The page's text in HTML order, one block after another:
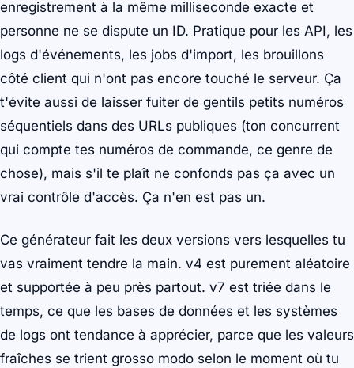
enregistrement à la même milliseconde exacte et
personne ne se dispute un ID. Pratique pour les API, les
logs d'événements, les jobs d'import, les brouillons
côté client qui n'ont pas encore touché le serveur. Ça
t'évite aussi de laisser fuiter de gentils petits numéros
séquentiels dans des URLs publiques (ton concurrent
qui compte tes numéros de commande, ce genre de
chose), mais s'il te plaît ne confonds pas ça avec un
vrai contrôle d'accès. Ça n'en est pas un.
Ce générateur fait les deux versions vers lesquelles tu
vas vraiment tendre la main. v4 est purement aléatoire
et supportée à peu près partout. v7 est triée dans le
temps, ce que les bases de données et les systèmes
de logs ont tendance à apprécier, parce que les valeurs
fraîches se trient grosso modo selon le moment où tu